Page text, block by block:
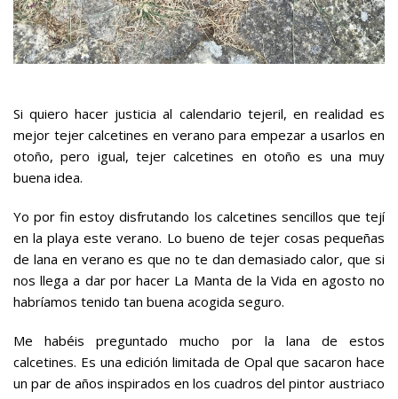
Si quiero hacer justicia al calendario tejeril, en realidad es
mejor tejer calcetines en verano para empezar a usarlos en
otoño, pero igual, tejer calcetines en otoño es una muy
buena idea.
Yo por fin estoy disfrutando los calcetines sencillos que tejí
en la playa este verano. Lo bueno de tejer cosas pequeñas
de lana en verano es que no te dan demasiado calor, que si
nos llega a dar por hacer La Manta de la Vida en agosto no
habríamos tenido tan buena acogida seguro.
Me habéis preguntado mucho por la lana de estos
calcetines. Es una edición limitada de Opal que sacaron hace
un par de años inspirados en los cuadros del pintor austriaco